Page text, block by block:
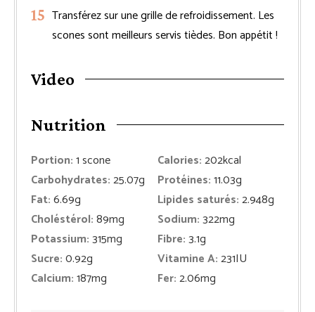
Transférez sur une grille de refroidissement. Les
scones sont meilleurs servis tièdes. Bon appétit !
Video
Nutrition
Portion:1scone Calories:202kcal
Carbohydrates:25.07g Protéines:11.03g
Fat:6.69g Lipides saturés:2.948g
Choléstérol:89mg Sodium:322mg
Potassium:315mg Fibre:3.1g
Sucre:0.92g Vitamine A:231IU
Calcium:187mg Fer:2.06mg